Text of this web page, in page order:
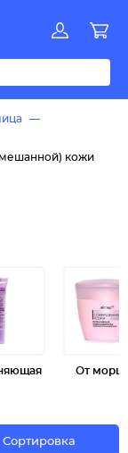
ЗИМОКЛНПРСТУФ
кожи
От
Сортировка